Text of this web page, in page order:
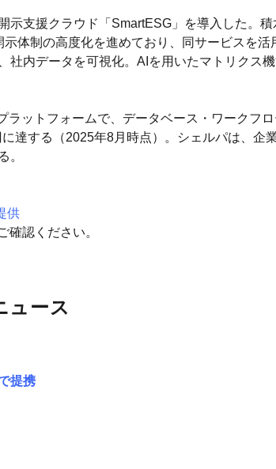
支援クラウド「SmartESG」を導入した。
体制の高度化を進めており、同サービスを
内データを可視化。AIを用いたマトリクス
ットフォームで、データベース・ワークフ
達する（2025年8月時点）。シェルパは、企
。
供
認ください。
ュース
提携